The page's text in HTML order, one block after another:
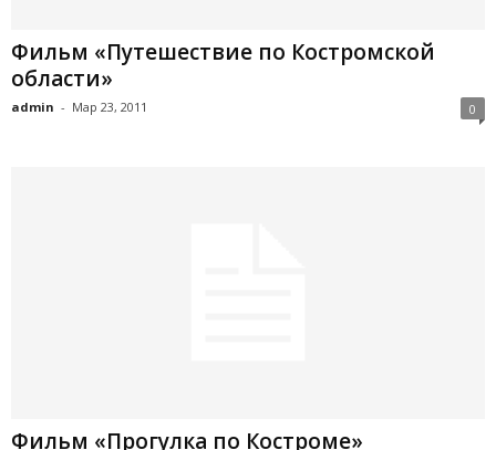
Фильм «Путешествие по Костромской
области»
admin - Мар 23, 2011 0
Фильм «Прогулка по Костроме»